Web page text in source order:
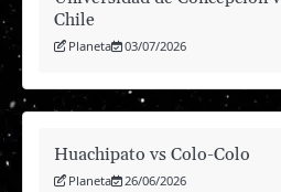
Chile
Planeta 03/07/2026
Huachipato vs Colo-Colo
Planeta 26/06/2026